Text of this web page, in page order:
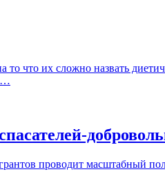
что их сложно назвать
проводит масштабный